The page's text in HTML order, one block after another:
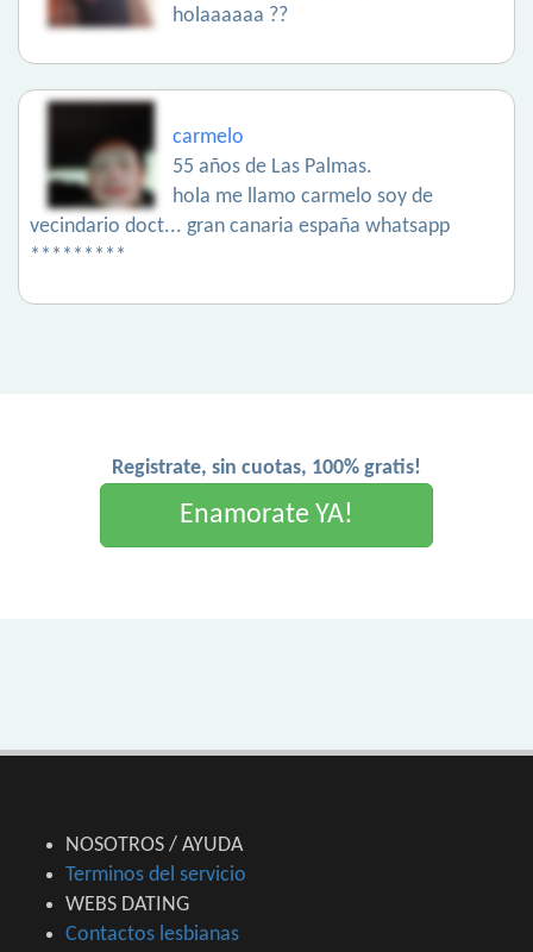
holaaaaaa ??
carmelo
55 años de Las Palmas.
hola me llamo carmelo soy de
vecindario doct... gran canaria españa whatsapp
*********
Registrate, sin cuotas, 100% gratis!
Enamorate YA!
NOSOTROS / AYUDA
Terminos del servicio
WEBS DATING
Contactos lesbianas